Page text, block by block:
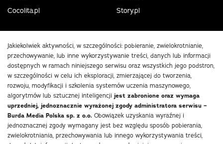
Cocolita.pl
Story.pl
Jakiekolwiek aktywności, w szczególności: pobieranie, zwielokrotnianie,
przechowywanie, lub inne wykorzystywanie treści, danych lub informacji
dostępnych w ramach niniejszego serwisu oraz wszystkich jego podstron,
w szczególności w celu ich eksploracji, zmierzającej do tworzenia,
rozwoju, modyfikacji i szkolenia systemów uczenia maszynowego,
algorytmów lub sztucznej inteligencji jest zabronione oraz wymaga
uprzedniej, jednoznacznie wyrażonej zgody administratora serwisu –
Burda Media Polska sp. z o.o. Obowiązek uzyskania wyraźnej i
jednoznacznej zgody wymagany jest bez względu sposób pobierania,
zwielokrotniania, przechowywania lub innego wykorzystywania treści,